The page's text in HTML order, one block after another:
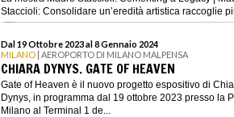
Staccioli: Consolidare un’eredità artistica raccoglie
Dal 19 Ottobre 2023 al 8 Gennaio 2024
MILANO | AEROPORTO DI MILANO MALPENSA
CHIARA DYNYS. GATE OF HEAVEN
Gate of Heaven è il nuovo progetto espositivo di
Dynys, in programma dal 19 ottobre 2023 presso la
Milano al Terminal 1 de...